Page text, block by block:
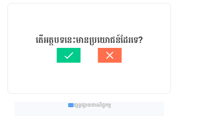
តើអត្ថបទនេះមានប្រយោជន៍ដែរទេ?
ផ្សព្វផ្សាយពាណិជ្ជកម្ម